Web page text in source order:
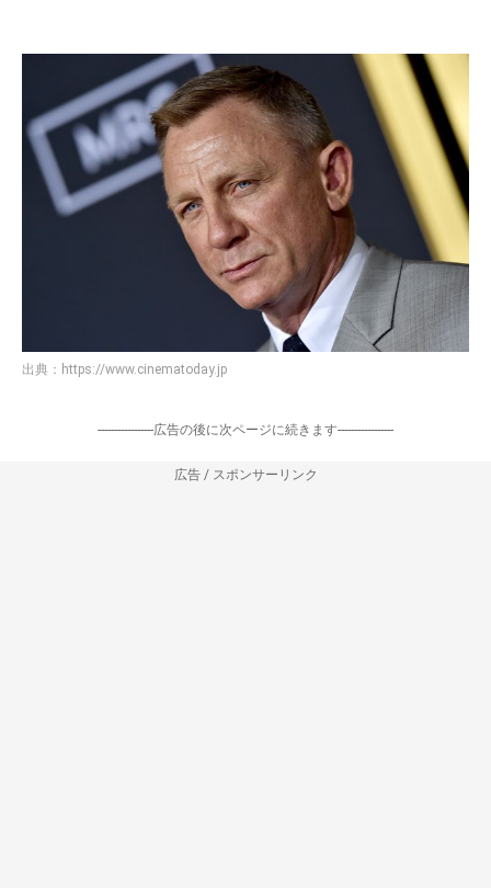
出典： https://www.cinematoday.jp
-----------------広告の後に次ページに続きます-----------------
広告 / スポンサーリンク